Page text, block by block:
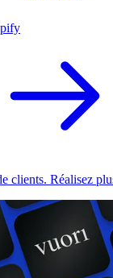
clients. Réalisez